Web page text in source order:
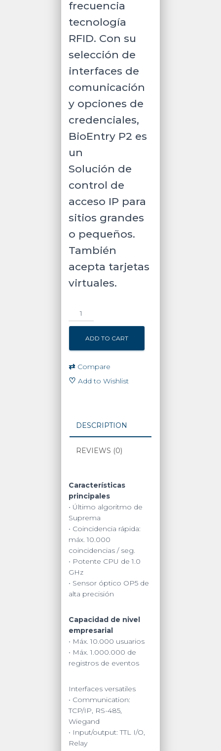
frecuencia
tecnología
RFID. Con su
selección de
interfaces de
comunicación
y opciones de
credenciales,
BioEntry P2 es
un
Solución de
control de
acceso IP para
sitios grandes
o pequeños.
También
acepta tarjetas
virtuales.
Lector
autónomo
/
SUPREMA
/
Mifare,
iCLASS
SE/SR,
NFC)
y
Tarjetas
virtuales
quantity
ADD TO CART
⇄ Compare
♡ Add to Wishlist
DESCRIPTION
REVIEWS (0)
Características
principales
• Último algoritmo de
Suprema
• Coincidencia rápida:
máx. 10.000
coincidencias / seg.
• Potente CPU de 1.0
GHz
• Sensor óptico OP5 de
alta precisión
Capacidad de nivel
empresarial
• Máx. 10.000 usuarios
• Máx. 1.000.000 de
registros de eventos
Interfaces versatiles
• Communication:
TCP/IP, RS-485,
Wiegand
• Input/output: TTL I/O,
Relay